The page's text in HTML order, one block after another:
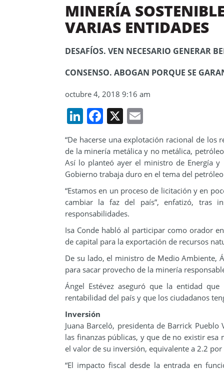
MINERÍA
VARIAS ENTIDADES
DESAFÍOS. VEN NECESARIO GENERAR
CONSENSO. ABOGAN PORQUE SE
octubre 4, 2018 9:16 am
LinkedIn
Facebook
X
“De hacerse una explotación racional de los
de la minería metálica y no metálica,
Así lo planteó ayer el ministro de Energía
Gobierno trabaja duro en el tema del
“Estamos en un proceso de licitación y en
cambiar la faz del país”, enfatizó, tras
responsabilidades.
Isa Conde habló al participar como orador
de capital para la exportación de recursos
De su lado, el ministro de Medio Ambiente,
para sacar provecho de la minería
Ángel Estévez aseguró que la entidad
rentabilidad del país y que los ciudadanos
Inversión
Juana Barceló, presidenta de Barrick
las finanzas públicas, y que de no existir
el valor de su inversión, equivalente a 2.2
“El impacto fiscal desde la entrada en